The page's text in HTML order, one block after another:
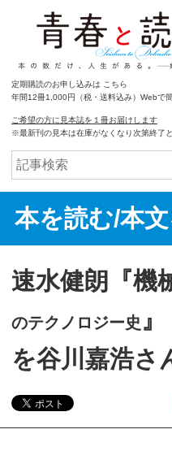
定期購読のお申し込みは こちら
年間12冊1,000円（税・送料込み）Webで
ご希望の方に見本誌を１冊お届けします
※最新刊の見本は在庫がなくなり次第終了
本を読む/本
速水健朗『
のテクノロジー史 』
を谷川嘉浩さ